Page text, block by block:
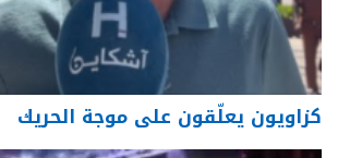
كزاويون يعلّقون على موجة الحريك